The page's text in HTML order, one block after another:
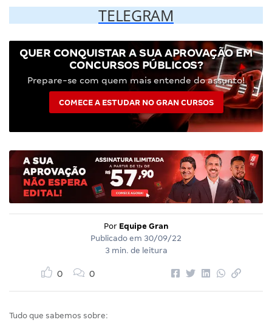
TELEGRAM
QUER CONQUISTAR A SUA APROVAÇÃO EM
CONCURSOS PÚBLICOS?
Prepare-se com quem mais entende do assunto!
COMECE A ESTUDAR NO GRAN CURSOS
Por Equipe Gran
Publicado em 30/09/22
3 min. de leitura
0 0
Tudo que sabemos sobre: